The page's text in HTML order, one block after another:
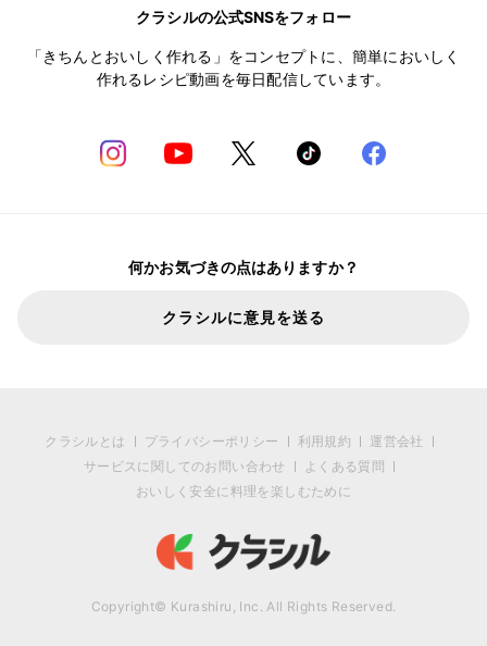
クラシルの公式SNSをフォロー
「きちんとおいしく作れる」をコンセプトに、簡単においしく
作れるレシピ動画を毎日配信しています。
何かお気づきの点はありますか？
クラシルに意見を送る
クラシルとは プライバシーポリシー 利用規約
運営会社
サービスに関してのお問い合わせ
よくある質問
おいしく安全に料理を楽しむために
Copyright© Kurashiru, Inc. All Rights Reserved.